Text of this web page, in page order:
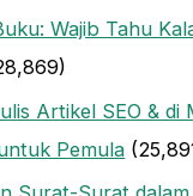
Wajib Tahu
Artikel SEO & di
Pemula